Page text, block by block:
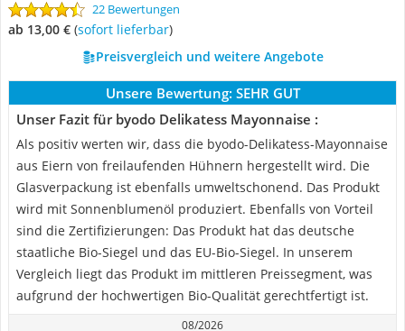
22 Bewertungen
ab 13,00 € ( Sofort lieferbar)
Preisvergleich und weitere Angebote
Unsere Bewertung: SEHR GUT
Unser Fazit für byodo Delikatess Mayonnaise :
Als positiv werten wir, dass die byodo-Delikatess-Mayonnaise
aus Eiern von freilaufenden Hühnern hergestellt wird. Die
Glasverpackung ist ebenfalls umweltschonend. Das Produkt
wird mit Sonnenblumenöl produziert. Ebenfalls von Vorteil
sind die Zertifizierungen: Das Produkt hat das deutsche
staatliche Bio-Siegel und das EU-Bio-Siegel. In unserem
Vergleich liegt das Produkt im mittleren Preissegment, was
aufgrund der hochwertigen Bio-Qualität gerechtfertigt ist.
08/2026